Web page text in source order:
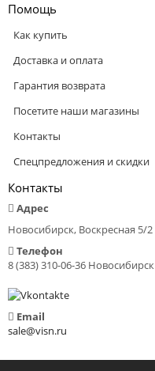
Помощь
Как купить
Доставка и оплата
Гарантия возврата
Посетите наши магазины
Контакты
Спецпредложения и скидки
Контакты
Адрес
Новосибирск, Воскресная 5/2
Телефон
8 (383) 310-06-36 Новосибирск
Email
sale@visn.ru